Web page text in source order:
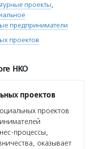
проекты,
предприниматели
проектов
НКО
проектов
проектов
процессы,
оказывает